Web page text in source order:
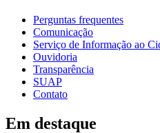
Perguntas frequentes
Comunicação
Serviço de Informação ao
Ouvidoria
Transparência
SUAP
Contato
Em destaque